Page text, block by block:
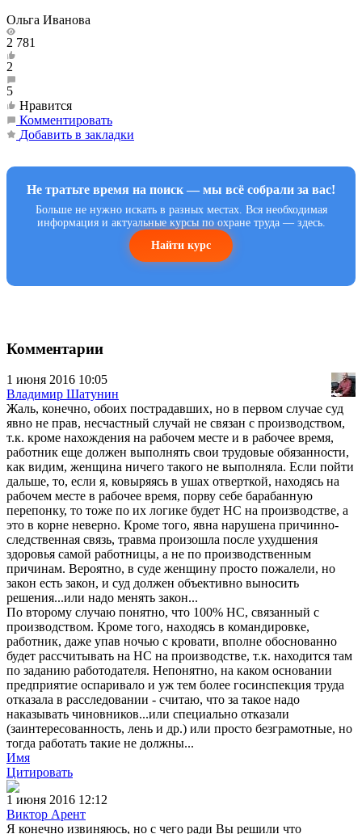
Ольга Иванова
2 781
2
5
Нравится
Комментировать
Добавить в закладки
Не тратьте время на поиск — мы всё собрали за вас!
Больше не нужно искать в разных местах. Вся необходимая
информация и актуальные курсы по охране труда — здесь.
Найти курс
Комментарии
1 июня 2016 10:05
Владимир Шатунин
Жаль, конечно, обоих пострадавших, но в первом случае суд
явно не прав, несчастный случай не связан с производством,
т.к. кроме нахождения на рабочем месте и в рабочее время,
работник еще должен выполнять свои трудовые обязанности,
как видим, женщина ничего такого не выполняла. Если пойти
дальше, то, если я, ковыряясь в ушах отверткой, находясь на
рабочем месте в рабочее время, порву себе барабанную
перепонку, то тоже по их логике будет НС на производстве, а
это в корне неверно. Кроме того, явна нарушена причинно-
следственная связь, травма произошла после ухудшения
здоровья самой работницы, а не по производственным
причинам. Вероятно, в суде женщину просто пожалели, но
закон есть закон, и суд должен объективно выносить
решения...или надо менять закон...
По второму случаю понятно, что 100% НС, связанный с
производством. Кроме того, находясь в командировке,
работник, даже упав ночью с кровати, вполне обоснованно
будет рассчитывать на НС на производстве, т.к. находится там
по заданию работодателя. Непонятно, на каком основании
предприятие оспаривало и уж тем более госинспекция труда
отказала в расследовании - считаю, что за такое надо
наказывать чиновников...или специально отказали
(заинтересованность, лень и др.) или просто безграмотные, но
тогда работать такие не должны...
Имя
Цитировать
1 июня 2016 12:12
Виктор Арент
Я конечно извиняюсь, но с чего ради Вы решили что